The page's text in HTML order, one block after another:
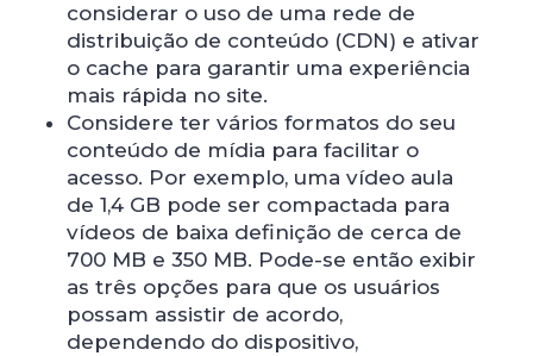
considerar o uso de uma rede de
distribuição de conteúdo (CDN) e ativar
o cache para garantir uma experiência
mais rápida no site.
Considere ter vários formatos do seu
conteúdo de mídia para facilitar o
acesso. Por exemplo, uma vídeo aula
de 1,4 GB pode ser compactada para
vídeos de baixa definição de cerca de
700 MB e 350 MB. Pode-se então exibir
as três opções para que os usuários
possam assistir de acordo,
dependendo do dispositivo,